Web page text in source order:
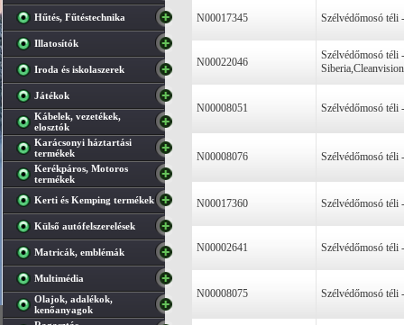
Hűtés, Fűtéstechnika
Illatosítók
Iroda és iskolaszerek
Játékok
Kábelek, vezetékek,
elosztók
Karácsonyi háztartási
termékek
Kerékpáros, Motoros
termékek
Kerti és Kemping termékek
Külső autófelszerelések
Matricák, emblémák
Multimédia
Olajok, adalékok,
kenőanyagok
N00017345 Szélvédőmosó téli
N00022046
Szélvédőmosó téli
Siberia,Cleanvision
N00008051 Szélvédőmosó
N00008076 Szélvédőmosó téli
N00017360 Szélvédőmosó
N00002641 Szélvédőmosó
N00008075 Szélvédőmosó téli